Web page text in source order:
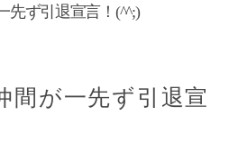
先ず引退宣言！(^^;)
間が一先ず引退宣